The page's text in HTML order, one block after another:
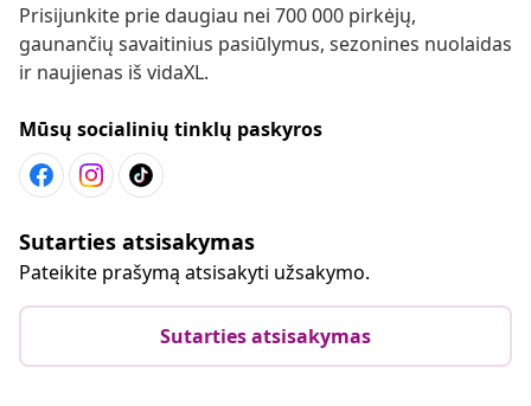
Prisijunkite prie daugiau nei 700 000 pirkėjų,
gaunančių savaitinius pasiūlymus, sezonines nuolaidas
ir naujienas iš vidaXL.
Mūsų socialinių tinklų paskyros
Sutarties atsisakymas
Pateikite prašymą atsisakyti užsakymo.
Sutarties atsisakymas